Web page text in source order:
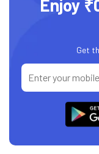
Enjoy
Get